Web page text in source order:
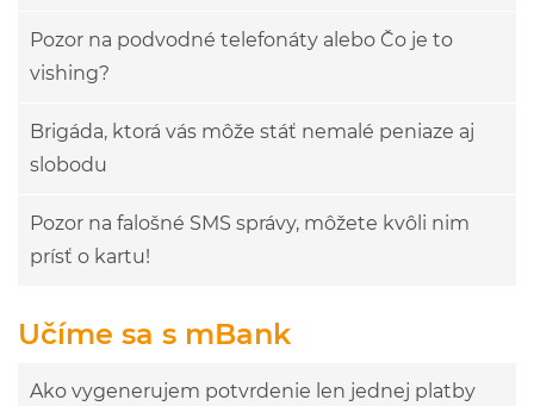
Pozor na podvodné telefonáty alebo Čo je to
vishing?
Brigáda, ktorá vás môže stáť nemalé peniaze aj
slobodu
Pozor na falošné SMS správy, môžete kvôli nim
prísť o kartu!
Učíme sa s mBank
Ako vygenerujem potvrdenie len jednej platby